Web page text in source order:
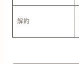
解約